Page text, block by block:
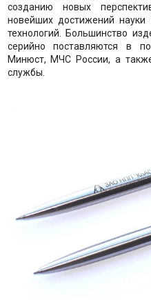
созданию новых
новейших достижений
технологий. Большинство
серийно поставляются в
Минюст, МЧС России, а
службы.